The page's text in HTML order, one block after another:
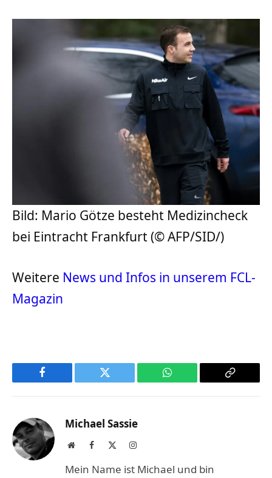
Bild: Mario Götze besteht Medizincheck
bei Eintracht Frankfurt (© AFP/SID/)
Weitere News und Infos in unserem FCL-
Magazin
Facebook Twitter WhatsApp
Copy
Michael Sassie
WebsiteFacebook Instagram
Mein Name ist Michael und bin